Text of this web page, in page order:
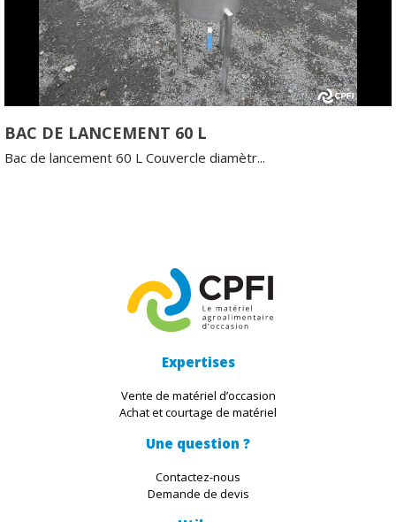
BAC DE LANCEMENT 60 L
Bac de lancement 60 L Couvercle diamètr...
Expertises
Vente de matériel d’occasion
Achat et courtage de matériel
Une question ?
Contactez-nous
Demande de devis